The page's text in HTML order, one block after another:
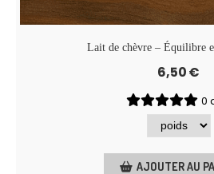
Lait de chèvre – Équilibre
6,50€
0
AJOUTER AU